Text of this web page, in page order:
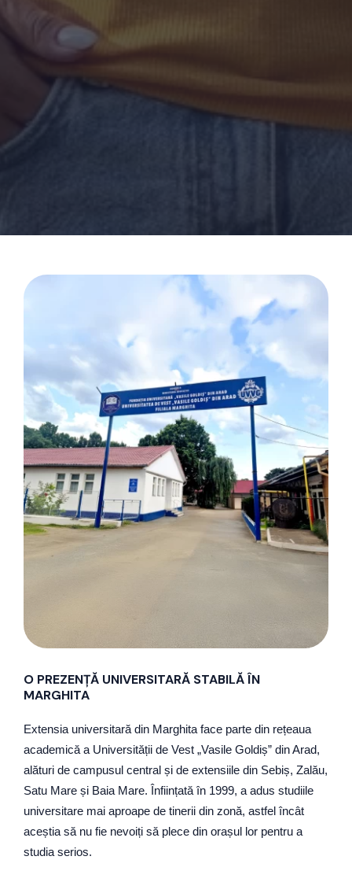
O PREZENȚĂ UNIVERSITARĂ STABILĂ ÎN
MARGHITA
Extensia universitară din Marghita face parte din rețeaua
academică a Universității de Vest „Vasile Goldiș” din Arad,
alături de campusul central și de extensiile din Sebiș, Zalău,
Satu Mare și Baia Mare. Înființată în 1999, a adus studiile
universitare mai aproape de tinerii din zonă, astfel încât
aceștia să nu fie nevoiți să plece din orașul lor pentru a
studia serios.